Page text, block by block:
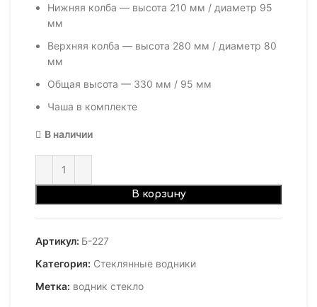
Нижняя колба — высота 210 мм / диаметр 95
мм
Верхняя колба — высота 280 мм / диаметр 80
мм
Общая высота — 330 мм / 95 мм
Чаша в комплекте
В наличии
В корзину
Артикул: Б-227
Категория: Стеклянные водники
Метка: водник стекло